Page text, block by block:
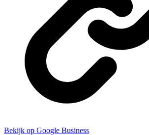
Bekijk op Google Business